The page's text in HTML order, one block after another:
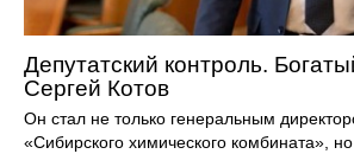
Депутатский контроль.
Сергей Котов
Он стал не только генеральным
«Сибирского химического комбината»,